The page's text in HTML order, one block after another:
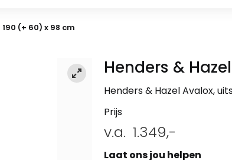
(+ 60) x 98 cm
Henders & Hazel
Henders & Hazel Avalox,
Prijs
v.a. 1.349,-
Laat ons jou helpen